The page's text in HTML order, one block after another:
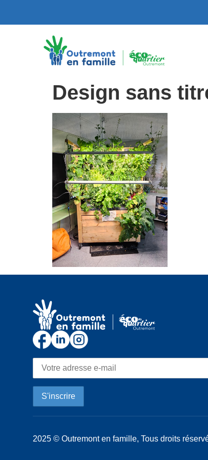
Design sans
2025 © Outremont en famille, Tous droits